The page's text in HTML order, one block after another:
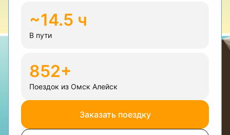
~14.5 ч
В пути
852+
Поездок из Омск Алейск
Заказать поездку